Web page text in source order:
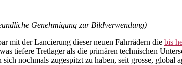
Genehmigung zur Bildverwendung)
mit der Lancierung dieser neuen Fahrrädern die bis
tiefere Tretlager als die primären technischen
nochmals zugespitzt zu haben, seit grosse,